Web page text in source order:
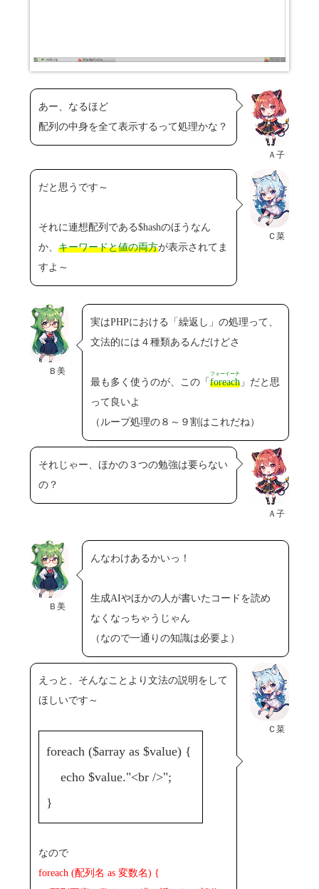
Ａ子
あー、なるほど
配列の中身を全て表示するって処理かな？
Ｃ菜
だと思うです～
それに連想配列である$hashのほうなん
か、キーワードと値の両方が表示されてま
すよ～
Ｂ美
実はPHPにおける「繰返し」の処理って、
文法的には４種類あるんだけどさ
最も多く使うのが、この「 foreach
フォーイーチ
」だと思
って良いよ
（ループ処理の８～９割はこれだね）
Ａ子
それじゃー、ほかの３つの勉強は要らない
の？
Ｂ美
んなわけあるかいっ！
生成AIやほかの人が書いたコードを読め
なくなっちゃうじゃん
（なので一通りの知識は必要よ）
Ｃ菜
えっと、そんなことより文法の説明をして
ほしいです～
foreach ($array as $value) {
echo $value."<br />";
}
なので
foreach (配列名 as 変数名) {